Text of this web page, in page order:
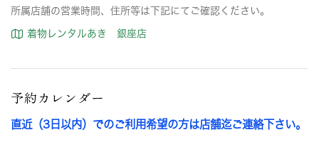
所属店舗の営業時間、住所等は下記にてご確認ください。
着物レンタルあき 銀座店
予約カレンダー
直近（3日以内）でのご利用希望の方は店舗迄ご連絡下さい。